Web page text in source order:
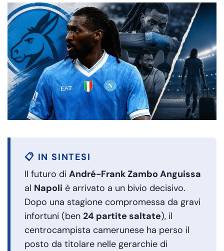
📋 IN SINTESI
Il futuro di André-Frank Zambo Anguissa
al Napoli è arrivato a un bivio decisivo.
Dopo una stagione compromessa da gravi
infortuni (ben 24 partite saltate), il
centrocampista camerunese ha perso il
posto da titolare nelle gerarchie di